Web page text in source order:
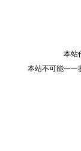
本站
本站不可能一一